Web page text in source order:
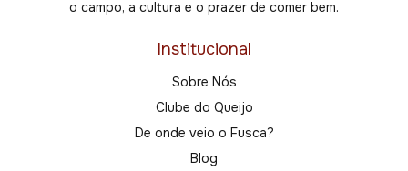
o campo, a cultura e o prazer de comer bem.
Institucional
Sobre Nós
Clube do Queijo
De onde veio o Fusca?
Blog